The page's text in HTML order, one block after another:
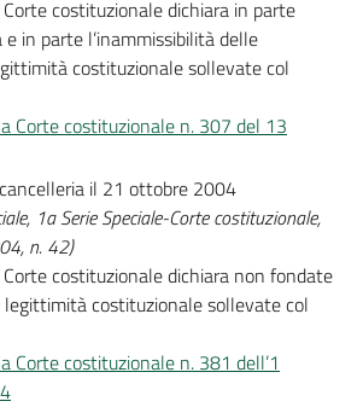
costituzionale dichiara in parte
e in parte l’inammissibilità delle
costituzionale sollevate col
Corte costituzionale n. 307 del 13
il 21 ottobre 2004
1a Serie Speciale-Corte costituzionale,
n. 42)
costituzionale dichiara non fondate
legittimità costituzionale sollevate col
Corte costituzionale n. 381 dell’1